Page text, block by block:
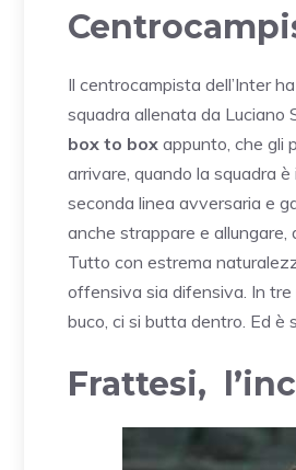
Il centrocampista dell’Inter
squadra allenata da Luciano
box to box appunto, che gli
arrivare, quando la squadra
seconda linea avversaria e
anche strappare e
Tutto con estrema
offensiva sia difensiva. In tre
buco, ci si butta dentro. Ed è
Frattesi,